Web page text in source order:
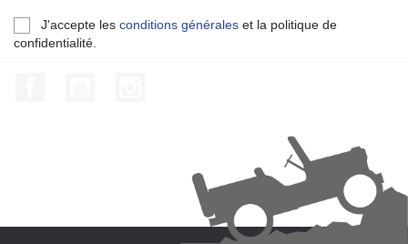
J'accepte les conditions générales et la politique de
confidentialité.